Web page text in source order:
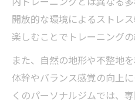
自然体験を組み合
ニングの利点
ストレス解消に最
レーニング
自然に触れながら
開放的な環境によるストレ
楽しむことでトレーニングの
また、自然の地形や不整地
体幹やバランス感覚の向上
くのパーソナルジムでは、